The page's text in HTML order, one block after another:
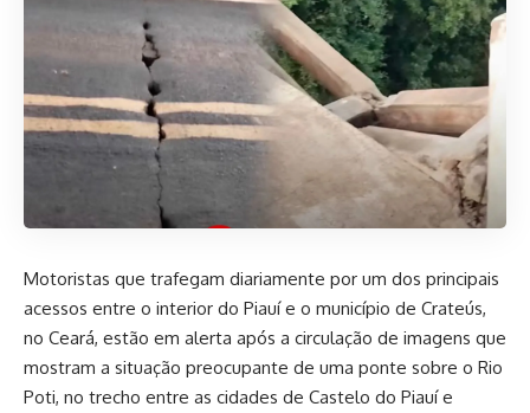
Motoristas que trafegam diariamente por um dos principais
acessos entre o interior do Piauí e o município de Crateús,
no Ceará, estão em alerta após a circulação de imagens que
mostram a situação preocupante de uma ponte sobre o Rio
Poti, no trecho entre as cidades de Castelo do Piauí e